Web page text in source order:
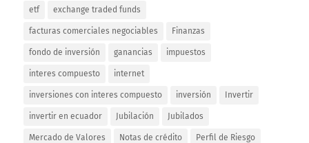
etf exchange traded funds
facturas comerciales negociables Finanzas
fondo de inversión ganancias impuestos
interes compuesto internet
inversiones con interes compuesto inversión Invertir
invertir en ecuador Jubilación Jubilados
Mercado de Valores Notas de crédito Perfil de Riesgo